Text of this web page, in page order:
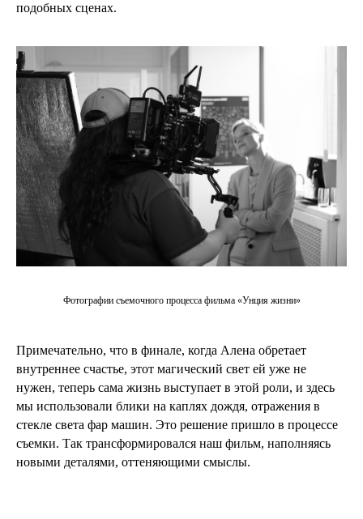
подобных сценах.
Фотографии съемочного процесса фильма «Унция жизни»
Примечательно, что в финале, когда Алена обретает
внутреннее счастье, этот магический свет ей уже не
нужен, теперь сама жизнь выступает в этой роли, и здесь
мы использовали блики на каплях дождя, отражения в
стекле света фар машин. Это решение пришло в процессе
съемки. Так трансформировался наш фильм, наполняясь
новыми деталями, оттеняющими смыслы.